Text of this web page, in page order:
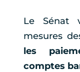
Le Sénat
mesures
les
comptes